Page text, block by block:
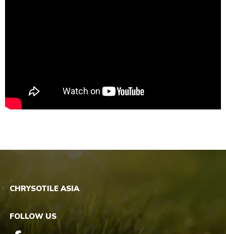
CHRYSOTILE ASIA
FOLLOW US